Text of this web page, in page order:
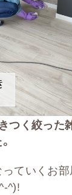
つく絞った
ていくお
^)!